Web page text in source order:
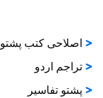
اصلاحی کتب پشتو
تراجم اردو
پشتو تفاسیر